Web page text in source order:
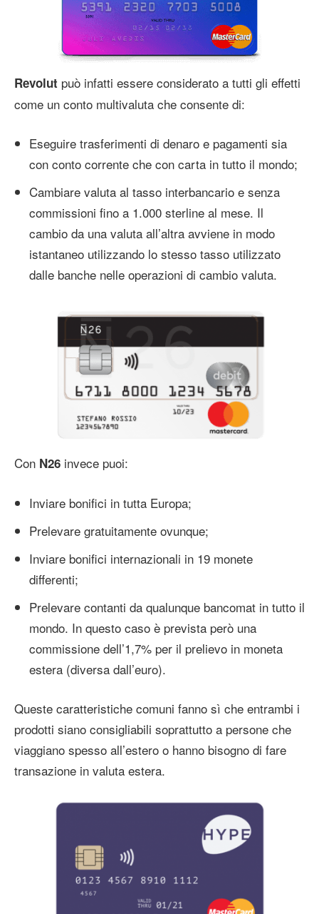
Revolut può infatti essere considerato a tutti gli effetti
come un conto multivaluta che consente di:
Eseguire trasferimenti di denaro e pagamenti sia
con conto corrente che con carta in tutto il mondo;
Cambiare valuta al tasso interbancario e senza
commissioni fino a 1.000 sterline al mese. Il
cambio da una valuta all’altra avviene in modo
istantaneo utilizzando lo stesso tasso utilizzato
dalle banche nelle operazioni di cambio valuta.
Con N26 invece puoi:
Inviare bonifici in tutta Europa;
Prelevare gratuitamente ovunque;
Inviare bonifici internazionali in 19 monete
differenti;
Prelevare contanti da qualunque bancomat in tutto il
mondo. In questo caso è prevista però una
commissione dell’1,7% per il prelievo in moneta
estera (diversa dall’euro).
Queste caratteristiche comuni fanno sì che entrambi i
prodotti siano consigliabili soprattutto a persone che
viaggiano spesso all’estero o hanno bisogno di fare
transazione in valuta estera.